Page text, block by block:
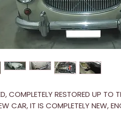
COMPLETELY RESTORED UP TO
CAR, IT IS COMPLETELY NEW,